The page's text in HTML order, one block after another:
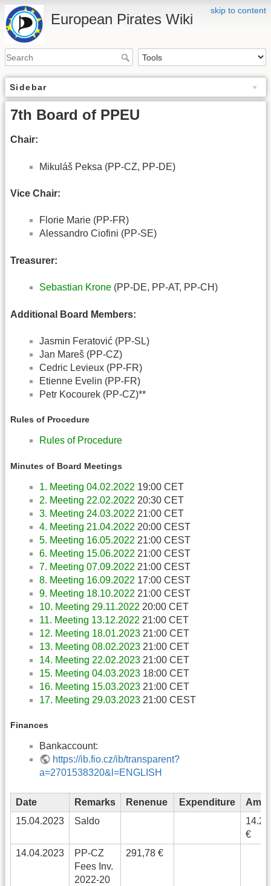
skip to content
European Pirates Wiki
Sidebar
7th Board of PPEU
Chair:
Mikuláš Peksa (PP-CZ, PP-DE)
Vice Chair:
Florie Marie (PP-FR)
Alessandro Ciofini (PP-SE)
Treasurer:
Sebastian Krone (PP-DE, PP-AT, PP-CH)
Additional Board Members:
Jasmin Feratović (PP-SL)
Jan Mareš (PP-CZ)
Cedric Levieux (PP-FR)
Etienne Evelin (PP-FR)
Petr Kocourek (PP-CZ)**
Rules of Procedure
Rules of Procedure
Minutes of Board Meetings
1. Meeting 04.02.2022 19:00 CET
2. Meeting 22.02.2022 20:30 CET
3. Meeting 24.03.2022 21:00 CET
4. Meeting 21.04.2022 20:00 CEST
5. Meeting 16.05.2022 21:00 CEST
6. Meeting 15.06.2022 21:00 CEST
7. Meeting 07.09.2022 21:00 CEST
8. Meeting 16.09.2022 17:00 CEST
9. Meeting 18.10.2022 21:00 CEST
10. Meeting 29.11.2022 20:00 CET
11. Meeting 13.12.2022 21:00 CET
12. Meeting 18.01.2023 21:00 CET
13. Meeting 08.02.2023 21:00 CET
14. Meeting 22.02.2023 21:00 CET
15. Meeting 04.03.2023 18:00 CET
16. Meeting 15.03.2023 21:00 CET
17. Meeting 29.03.2023 21:00 CEST
Finances
Bankaccount:
https://ib.fio.cz/ib/transparent?
a=2701538320&l=ENGLISH
Date Remarks Renenue Expenditure
15.04.2023
Saldo
€
14.04.2023
PP-CZ
Fees Inv.
2022-20
291,78 €